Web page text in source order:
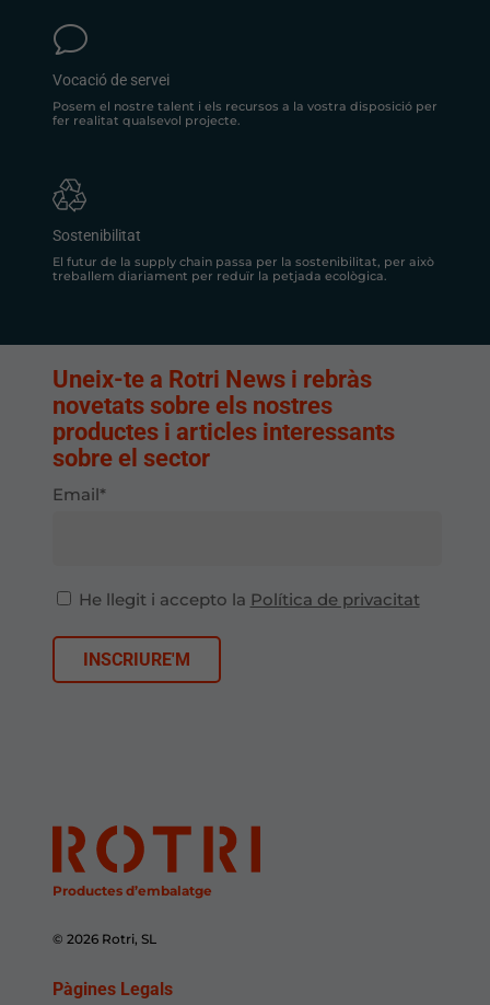
v
Vocació de servei
Posem el nostre talent i els recursos a la vostra disposició per
fer realitat qualsevol projecte.
Sostenibilitat
El futur de la supply chain passa per la sostenibilitat, per això
treballem diariament per reduïr la petjada ecològica.
Uneix-te a Rotri News i rebràs
novetats sobre els nostres
productes i articles interessants
sobre el sector
Email*
He llegit i accepto la Política de privacitat
Productes d’embalatge
© 2026 Rotri, SL
Pàgines Legals